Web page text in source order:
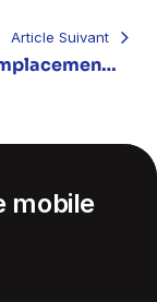
Article Suivant
à
mobile